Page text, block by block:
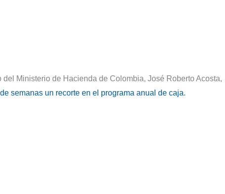
Ministerio de Hacienda de Colombia, José Roberto Acosta,
semanas un recorte en el programa anual de caja.